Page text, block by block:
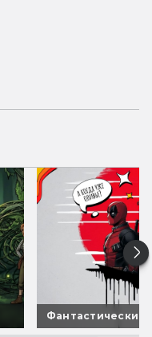
Фантастические